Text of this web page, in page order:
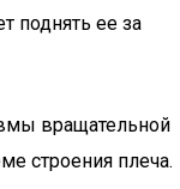
поднять ее за
вращательной
строения плеча.